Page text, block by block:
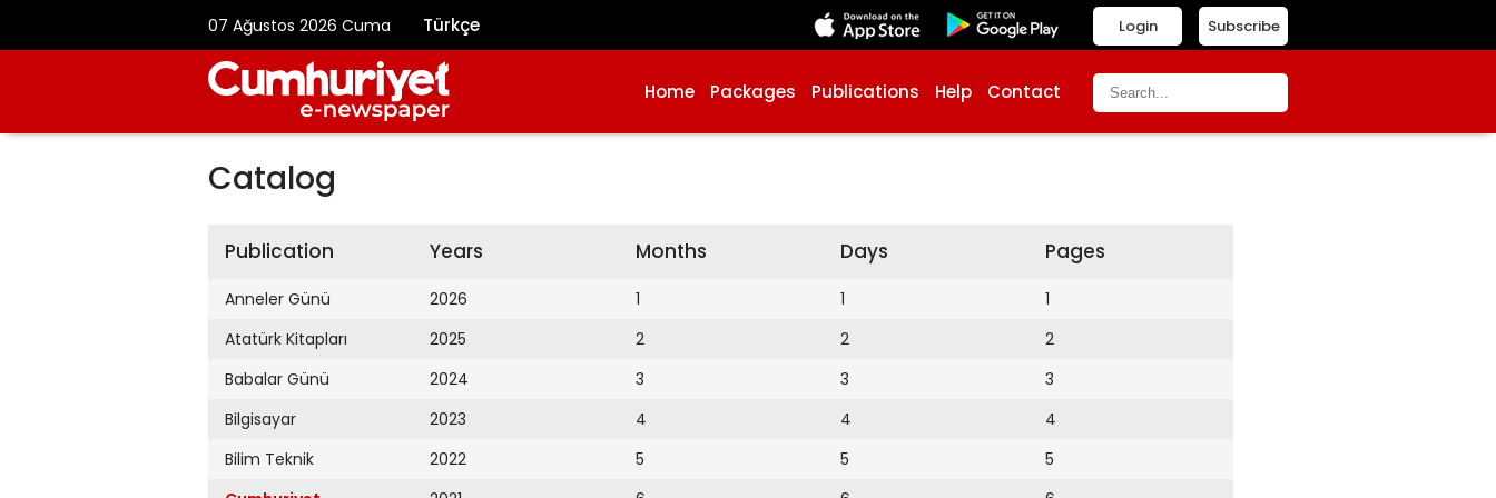
07 Ağustos 2026 Cuma Türkçe Subscribe
Login
Home Packages Publications Help Contact
Catalog
Publication
Anneler Günü
Atatürk Kitapları
Babalar Günü
Bilgisayar
Bilim Teknik
Years
2026
2025
2024
2023
2022
Months
1
2
3
4
5
Days
1
2
3
4
5
Pages
1
2
3
4
5